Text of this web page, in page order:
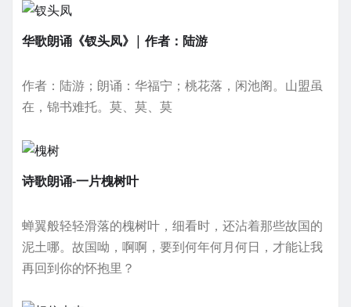
页
华歌朗诵《钗头凤》| 作者：陆游
作者：陆游；朗诵：华福宁；桃花落，闲池阁。山盟虽
在，锦书难托。莫、莫、莫
诗歌朗诵-一片槐树叶
蝉翼般轻轻滑落的槐树叶，细看时，还沾着那些故国的
泥土哪。故国呦，啊啊，要到何年何月何日，才能让我
再回到你的怀抱里？